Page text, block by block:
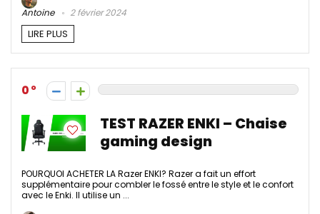
Antoine 2 février 2024
LIRE PLUS
0
TEST RAZER ENKI – Chaise
gaming design
POURQUOI ACHETER LA Razer ENKI? Razer a fait un effort
supplémentaire pour combler le fossé entre le style et le confort
avec le Enki. Il utilise un ...